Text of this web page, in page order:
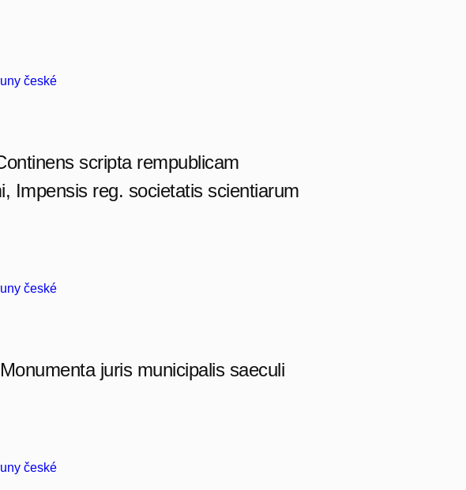
české
scripta rempublicam
Impensis reg. societatis scientiarum
české
juris municipalis saeculi
české